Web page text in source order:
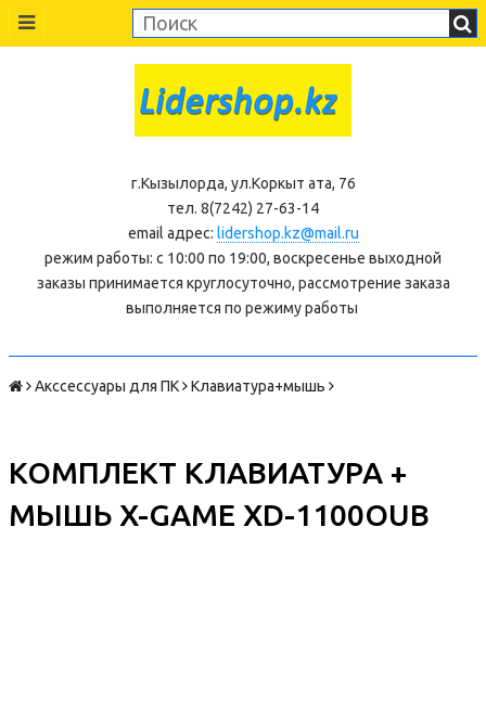
г.Кызылорда, ул.Коркыт ата, 76
тел. 8(7242) 27-63-14
email адрес: lidershop.kz@mail.ru
режим работы: с 10:00 по 19:00, воскресенье выходной
заказы принимается круглосуточно, рассмотрение заказа
выполняется по режиму работы
Акссессуары для ПК Клавиатура+мышь
КОМПЛЕКТ КЛАВИАТУРА +
МЫШЬ X-GAME XD-1100OUB